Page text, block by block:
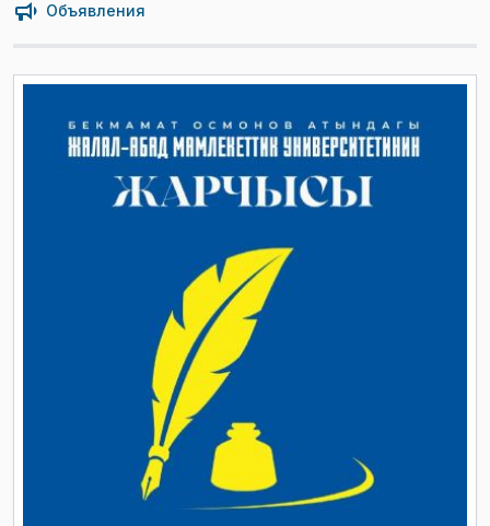
Объявления